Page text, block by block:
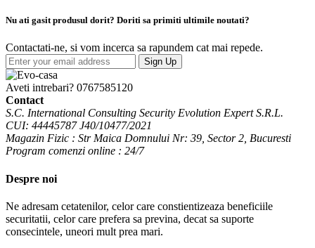
Nu ati gasit produsul dorit? Doriti sa primiti ultimile noutati?
Contactati-ne, si vom incerca sa rapundem cat mai repede.
Sign Up
Aveti intrebari? 0767585120
Contact
S.C. International Consulting Security Evolution Expert S.R.L.
CUI: 44445787 J40/10477/2021
Magazin Fizic : Str Maica Domnului Nr: 39, Sector 2, Bucuresti
Program comenzi online : 24/7
Despre noi
Ne adresam cetatenilor, celor care constientizeaza beneficiile
securitatii, celor care prefera sa previna, decat sa suporte
consecintele, uneori mult prea mari.